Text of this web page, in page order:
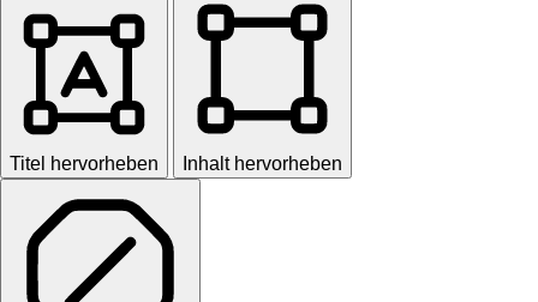
Titel hervorheben Inhalt hervorheben